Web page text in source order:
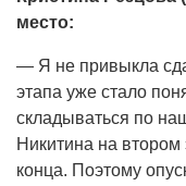
место:
— Я не привыкла
этапа уже стало
складываться по
Никитина на
конца. Поэтому